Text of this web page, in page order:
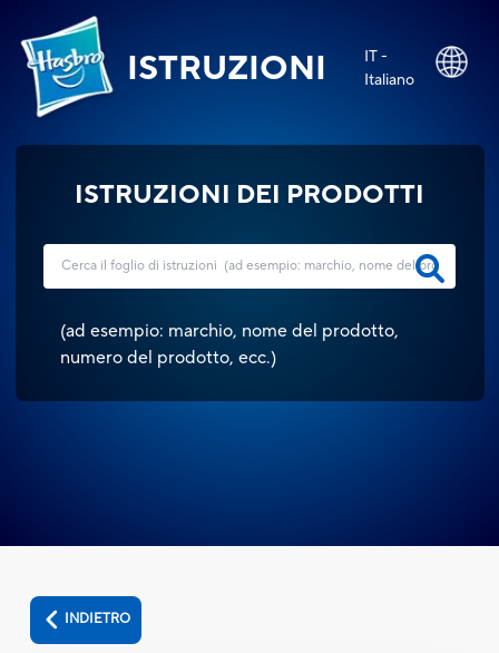
ISTRUZIONI
IT -
Italiano
ISTRUZIONI DEI PRODOTTI
(ad esempio: marchio, nome del prodotto,
numero del prodotto, ecc.)
INDIETRO